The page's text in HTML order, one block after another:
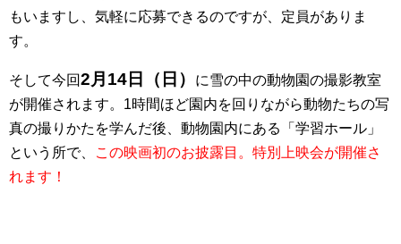
もいますし、気軽に応募できるのですが、定員がありま
す。
そして今回2月14日（日）
に雪の中の動物園の撮影教室
が開催されます。1時間ほど園内を回りながら動物たちの写
真の撮りかたを学んだ後、動物園内にある「学習ホール」
という所で、
この映画初のお披露目。特別上映会が開催さ
れます！